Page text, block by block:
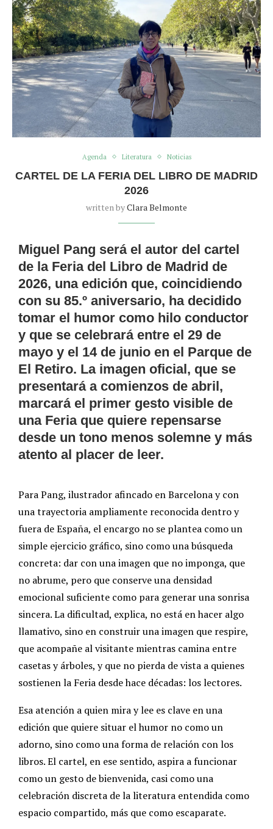
Agenda Literatura Noticias
CARTEL DE LA FERIA DEL LIBRO DE MADRID
2026
written byClara Belmonte
Miguel Pang será el autor del cartel
de la Feria del Libro de Madrid de
2026, una edición que, coincidiendo
con su 85.º aniversario, ha decidido
tomar el humor como hilo conductor
y que se celebrará entre el 29 de
mayo y el 14 de junio en el Parque de
El Retiro. La imagen oficial, que se
presentará a comienzos de abril,
marcará el primer gesto visible de
una Feria que quiere repensarse
desde un tono menos solemne y más
atento al placer de leer.
Para Pang, ilustrador afincado en Barcelona y con
una trayectoria ampliamente reconocida dentro y
fuera de España, el encargo no se plantea como un
simple ejercicio gráfico, sino como una búsqueda
concreta: dar con una imagen que no imponga, que
no abrume, pero que conserve una densidad
emocional suficiente como para generar una sonrisa
sincera. La dificultad, explica, no está en hacer algo
llamativo, sino en construir una imagen que respire,
que acompañe al visitante mientras camina entre
casetas y árboles, y que no pierda de vista a quienes
sostienen la Feria desde hace décadas: los lectores.
Esa atención a quien mira y lee es clave en una
edición que quiere situar el humor no como un
adorno, sino como una forma de relación con los
libros. El cartel, en ese sentido, aspira a funcionar
como un gesto de bienvenida, casi como una
celebración discreta de la literatura entendida como
espacio compartido, más que como escaparate.